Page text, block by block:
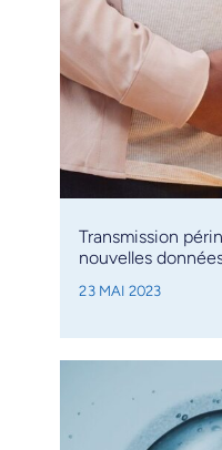
Transmission
nouvelles
23 MAI 2023